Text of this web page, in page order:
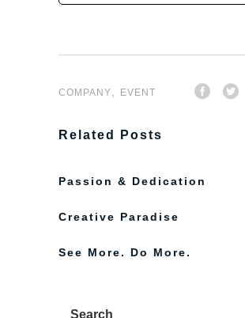
COMPANY EVENT
Related Posts
Passion & Dedication
Creative Paradise
See More. Do More.